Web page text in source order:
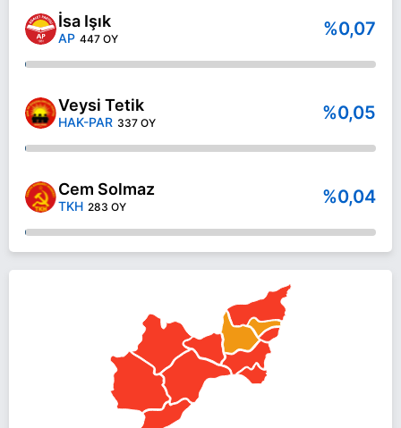
İsa Işık
AP 447 OY %0,07
Veysi Tetik
HAK-PAR 337 OY %0,05
Cem Solmaz
TKH 283 OY %0,04